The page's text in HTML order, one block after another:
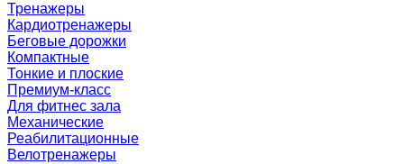
Тренажеры
Кардиотренажеры
Беговые дорожки
Компактные
Тонкие и плоские
Премиум-класс
Для фитнес зала
Механические
Реабилитационные
Велотренажеры